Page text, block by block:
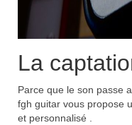
La
Parce que le son passe
fgh guitar vous propose
et personnalisé .